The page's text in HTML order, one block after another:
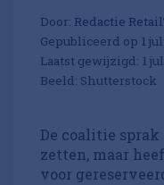
Door: Redactie
Gepubliceerd op 1
Laatst gewijzigd: 1
Beeld: Shutterstock
De coalitie
zetten, maar
voor